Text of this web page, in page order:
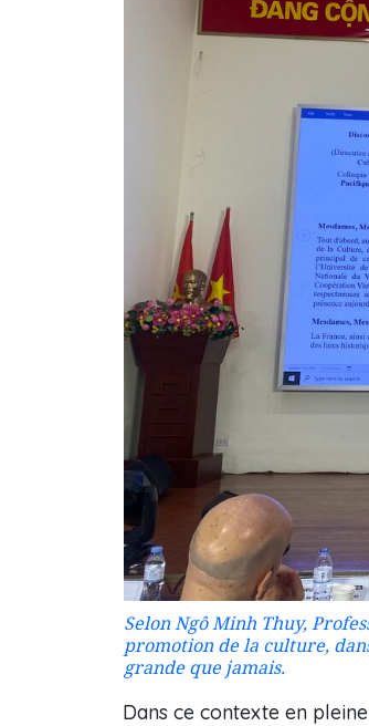
Selon Ngô Minh Thuy,
promotion de la culture,
grande que jamais.
Dans ce contexte en